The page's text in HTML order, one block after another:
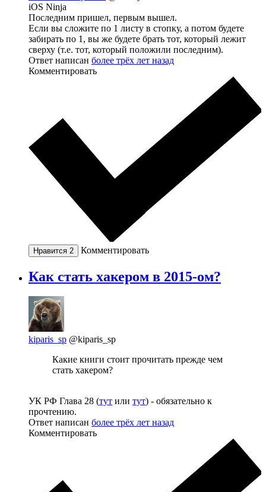
iOS Ninja
Последним пришел, первым вышел.
Если вы сложите по 1 листу в стопку, а потом будете
забирать по 1, вы же будете брать тот, который лежит
сверху (т.е. тот, который положили последним).
Ответ написан более трёх лет назад
Комментировать
Нравится 2 Комментировать
Как стать хакером в 2015-ом?
kiparis_sp @kiparis_sp
Какие книги стоит прочитать прежде чем
стать хакером?
УК РФ Глава 28 (тут или тут) - обязательно к
прочтению.
Ответ написан более трёх лет назад
Комментировать